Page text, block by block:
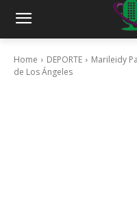
Home DEPORTE
Marileidy
de Los Ángeles